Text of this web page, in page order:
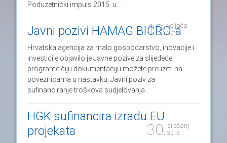
Poduzetnički impuls 2015. u...
13.veljača
2015.
Javni pozivi HAMAG BICRO-a
Hrvatska agencija za malo gospodarstvo, inovacije i
investicije objavilo je Javne pozive za slijedeće
programe čiju dokumentaciju možete preuzeti na
poveznicama u nastavku: Javni poziv za
sufinanciranje troškova sudjelovanja...
30. siječanj
2015.
HGK sufinancira izradu EU
projekata